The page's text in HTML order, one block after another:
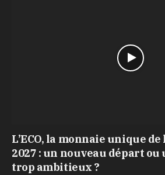
L’ECO, la monnaie unique de
2027 : un nouveau départ
trop ambitieux ?